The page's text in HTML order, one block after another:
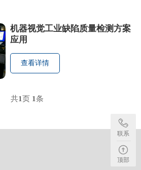
机器视觉工业缺陷质量检测方案
应用
查看详情
共1页 1条
联系
顶部